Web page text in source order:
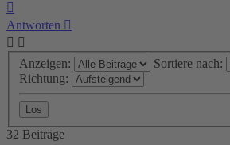
Antworten
Anzeigen:
Sortiere nach:
Richtung:
32 Beiträge